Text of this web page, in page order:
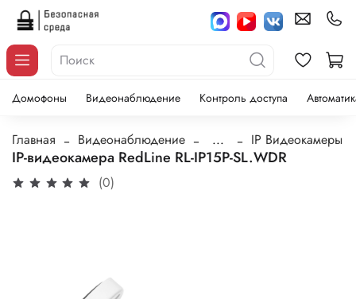
Домофоны Видеонаблюдение Контроль доступа
Главная Видеонаблюдение ... IP Видеокамеры
IP-видеокамера RedLine RL-IP15P-SL.WDR
(0)